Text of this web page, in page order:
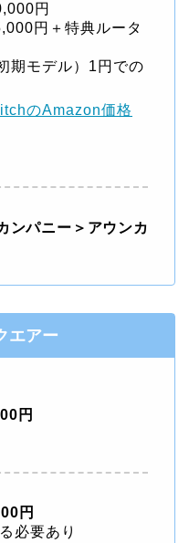
円
円＋特典ルータ
期モデル）1円での
のAmazon価格
ンパニー＞アウンカ
エアー
円
円
必要あり